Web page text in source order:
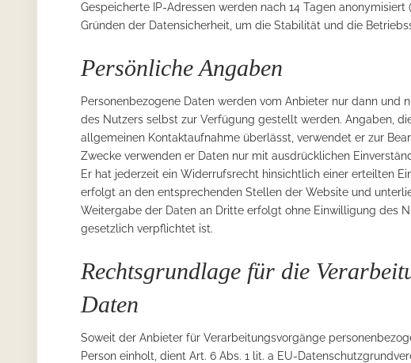
Gespeicherte IP-Adressen werden nach 14 Tagen
Gründen der Datensicherheit, um die Stabilität und die
Persönliche Angaben
Personenbezogene Daten werden vom Anbieter nur dann und
des Nutzers selbst zur Verfügung gestellt werden. Angaben,
allgemeinen Kontaktaufnahme überlässt, verwendet er zur
Zwecke verwenden er Daten nur mit ausdrücklichen
Er hat jederzeit ein Widerrufsrecht hinsichtlich einer erteilten
erfolgt an den entsprechenden Stellen der Website und
Weitergabe der Daten an Dritte erfolgt ohne Einwilligung des
gesetzlich verpflichtet ist.
Rechtsgrundlage für die
Daten
Soweit der Anbieter für Verarbeitungsvorgänge
Person einholt, dient Art. 6 Abs. 1 lit. a EU-